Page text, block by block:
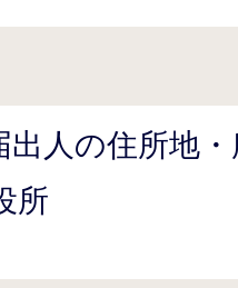
出人の住所地
所